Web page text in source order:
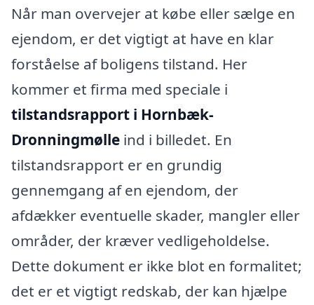
Når man overvejer at købe eller sælge en
ejendom, er det vigtigt at have en klar
forståelse af boligens tilstand. Her
kommer et firma med speciale i
tilstandsrapport i Hornbæk-
Dronningmølle ind i billedet. En
tilstandsrapport er en grundig
gennemgang af en ejendom, der
afdækker eventuelle skader, mangler eller
områder, der kræver vedligeholdelse.
Dette dokument er ikke blot en formalitet;
det er et vigtigt redskab, der kan hjælpe